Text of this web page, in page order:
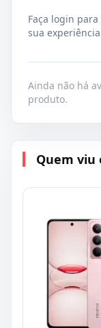
Faça login
sua
Ainda não há
produto.
Quem viu